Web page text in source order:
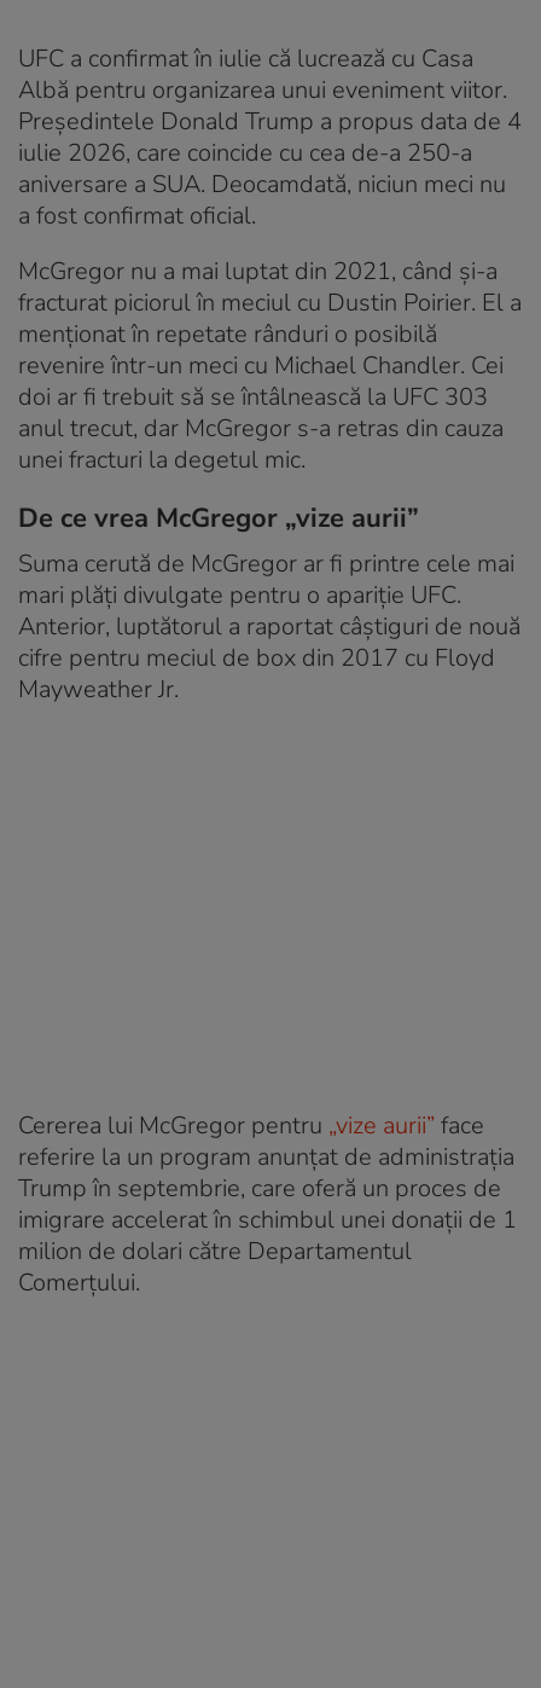
UFC a confirmat în iulie că lucrează cu Casa
Albă pentru organizarea unui eveniment viitor.
Președintele Donald Trump a propus data de 4
iulie 2026, care coincide cu cea de-a 250-a
aniversare a SUA. Deocamdată, niciun meci nu
a fost confirmat oficial.
McGregor nu a mai luptat din 2021, când și-a
fracturat piciorul în meciul cu Dustin Poirier. El a
menționat în repetate rânduri o posibilă
revenire într-un meci cu Michael Chandler. Cei
doi ar fi trebuit să se întâlnească la UFC 303
anul trecut, dar McGregor s-a retras din cauza
unei fracturi la degetul mic.
De ce vrea McGregor „vize aurii”
Suma cerută de McGregor ar fi printre cele mai
mari plăți divulgate pentru o apariție UFC.
Anterior, luptătorul a raportat câștiguri de nouă
cifre pentru meciul de box din 2017 cu Floyd
Mayweather Jr.
Cererea lui McGregor pentru „vize aurii” face
referire la un program anunțat de administrația
Trump în septembrie, care oferă un proces de
imigrare accelerat în schimbul unei donații de 1
milion de dolari către Departamentul
Comerțului.